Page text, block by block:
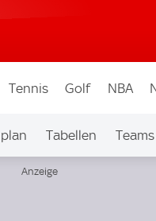
Tennis Golf NBA
Tabellen Teams